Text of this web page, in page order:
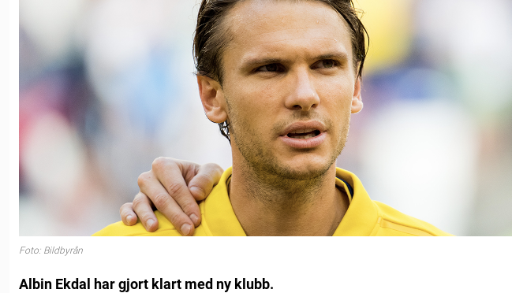
Foto: Bildbyrån
Albin Ekdal har gjort klart med ny klubb.